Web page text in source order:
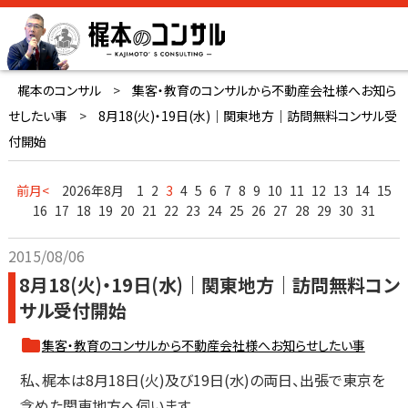
梶本のコンサル >
集客・教育のコンサルから不動産会社様へお知ら
せしたい事
>
8月18(火)・19日(水)｜関東地方｜訪問無料コンサル受
付開始
前月< 2026年8月 1 2 3 4 5 6 7 8 9 10 11 12 13 14 15
16 17 18 19 20 21 22 23 24 25 26 27 28 29 30 31
2015/08/06
8月18(火)・19日(水)｜関東地方｜訪問無料コン
サル受付開始
集客・教育のコンサルから不動産会社様へお知らせしたい事
私、梶本は8月18日(火)及び19日(水)の両日、出張で東京を